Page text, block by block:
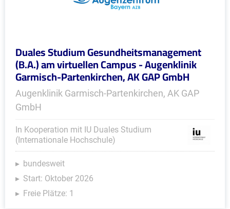
Duales Studium Gesundheitsmanagement
(B.A.) am virtuellen Campus - Augenklinik
Garmisch-Partenkirchen, AK GAP GmbH
Augenklinik Garmisch-Partenkirchen, AK GAP
GmbH
In Kooperation mit IU Duales Studium
(Internationale Hochschule)
bundesweit
Start: Oktober 2026
Freie Plätze: 1